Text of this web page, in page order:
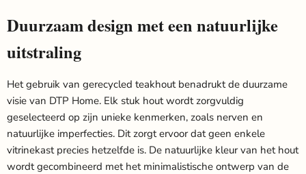
Duurzaam design met een natuurlijke
uitstraling
Het gebruik van gerecycled teakhout benadrukt de duurzame
visie van DTP Home. Elk stuk hout wordt zorgvuldig
geselecteerd op zijn unieke kenmerken, zoals nerven en
natuurlijke imperfecties. Dit zorgt ervoor dat geen enkele
vitrinekast precies hetzelfde is. De natuurlijke kleur van het hout
wordt gecombineerd met het minimalistische ontwerp van de